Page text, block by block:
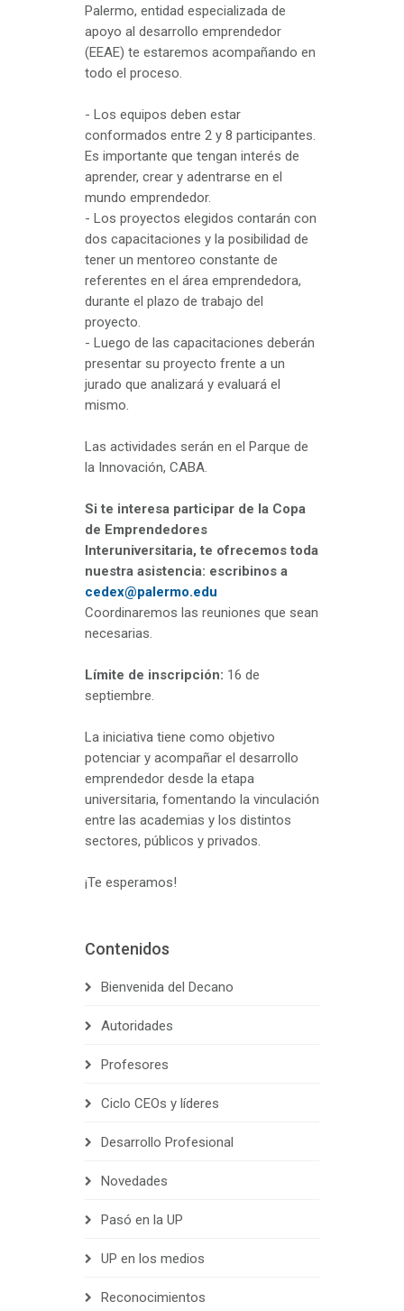
Palermo, entidad especializada de
apoyo al desarrollo emprendedor
(EEAE) te estaremos acompañando en
todo el proceso.
- Los equipos deben estar
conformados entre 2 y 8 participantes.
Es importante que tengan interés de
aprender, crear y adentrarse en el
mundo emprendedor.
- Los proyectos elegidos contarán con
dos capacitaciones y la posibilidad de
tener un mentoreo constante de
referentes en el área emprendedora,
durante el plazo de trabajo del
proyecto.
- Luego de las capacitaciones deberán
presentar su proyecto frente a un
jurado que analizará y evaluará el
mismo.
Las actividades serán en el Parque de
la Innovación, CABA.
Si te interesa participar de la Copa
de Emprendedores
Interuniversitaria, te ofrecemos toda
nuestra asistencia: escribinos a
cedex@palermo.edu
Coordinaremos las reuniones que sean
necesarias.
Límite de inscripción: 16 de
septiembre.
La iniciativa tiene como objetivo
potenciar y acompañar el desarrollo
emprendedor desde la etapa
universitaria, fomentando la vinculación
entre las academias y los distintos
sectores, públicos y privados.
¡Te esperamos!
Contenidos
Bienvenida del Decano
Autoridades
Profesores
Ciclo CEOs y líderes
Desarrollo Profesional
Novedades
Pasó en la UP
UP en los medios
Reconocimientos